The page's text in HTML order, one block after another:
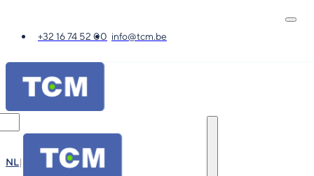
+32 16 74 52 00 info@tcm.be
NL| DE